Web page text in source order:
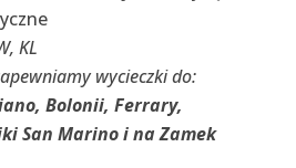
KL
wycieczki do:
Bolonii, Ferrary,
San Marino i na Zamek